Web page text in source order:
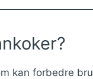
kan forbedre